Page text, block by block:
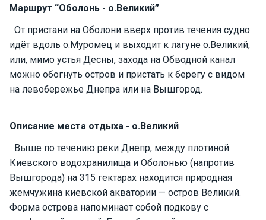
Маршрут “Оболонь - о.Великий”
От пристани на Оболони вверх против течения судно
идёт вдоль о.Муромец и выходит к лагуне о.Великий,
или, мимо устья Десны, захода на Обводной канал
можно обогнуть остров и пристать к берегу с видом
на левобережье Днепра или на Вышгород.
Описание места отдыха - о.Великий
Выше по течению реки Днепр, между плотиной
Киевского водохранилища и Оболонью (напротив
Вышгорода) на 315 гектарах находится природная
жемчужина киевской акватории — остров Великий.
Форма острова напоминает собой подкову с
я
т
ы
о
р
ы
е
я
х
ы